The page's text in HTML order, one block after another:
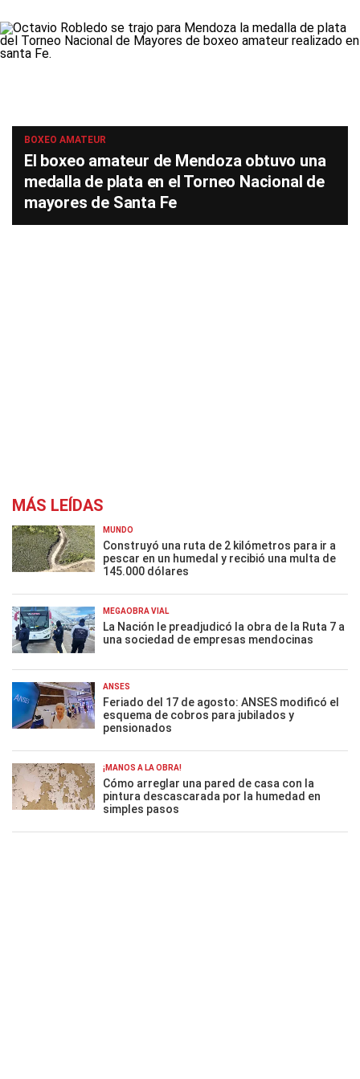
BOXEO AMATEUR
El boxeo amateur de Mendoza obtuvo una
medalla de plata en el Torneo Nacional de
mayores de Santa Fe
MÁS LEÍDAS
MUNDO
Construyó una ruta de 2 kilómetros para ir a
pescar en un humedal y recibió una multa de
145.000 dólares
MEGAOBRA VIAL
La Nación le preadjudicó la obra de la Ruta 7 a
una sociedad de empresas mendocinas
ANSES
Feriado del 17 de agosto: ANSES modificó el
esquema de cobros para jubilados y
pensionados
¡MANOS A LA OBRA!
Cómo arreglar una pared de casa con la
pintura descascarada por la humedad en
simples pasos